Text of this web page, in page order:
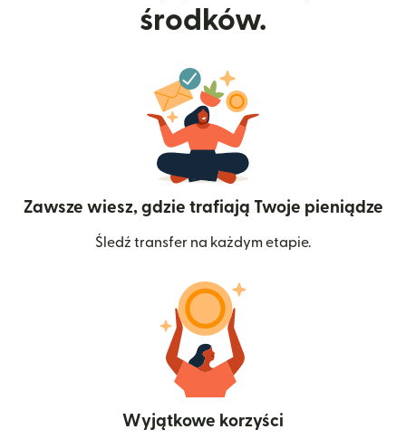
środków.
Zawsze wiesz, gdzie trafiają Twoje pieniądze
Śledź transfer na każdym etapie.
Wyjątkowe korzyści